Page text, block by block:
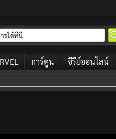
การ์ตูน ซีรีย์ออนไลน์